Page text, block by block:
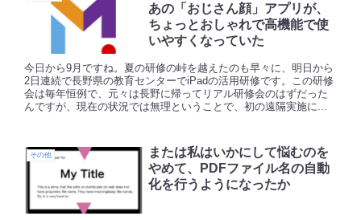
あの「おじさん顔」アプリが、
ちょっとおしゃれで高機能で使
いやすくなっていた
今日から9月ですね。夏の研修の峠を越えたのも早々に、明日から
2日連続で長野県の教育センターでiPadの活用研修です。この研修
会は毎年恒例で、元々は長野に帰ってリアル研修会のはずだった
んですが、現在の状況では無理ということで、初の遠隔実施に...
その他
または私はいかにして悩むのを
やめて、PDFファイル名の自動
化を行うようになったか